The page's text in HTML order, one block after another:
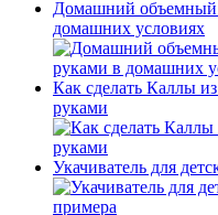
Домашний объемный
домашних условиях
Как сделать Каллы
руками
Укачиватель для